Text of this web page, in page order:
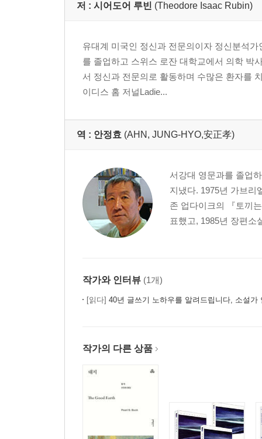
저 : 시어도어 루빈 (Theodore Isaac Rubin)
유대계 미국인 정신과 전문의이자 정신분석
를 졸업하고 스위스 로잔 대학교에서 의학 박
서 정신과 전문의로 활동하며 수많은 환자를
이디스 홈 저널Ladie...
역 : 안정효 (AHN, JUNG-HYO,安正孝)
서강대 영문과를 졸업
지냈다. 1975년 가브리
존 업다이크의 『토끼
표했고, 1985년 장편소
작가와 인터뷰 (1개)
[읽다] 40년 글쓰기 노하우를 알려드립니다, 소설가
작가의 다른 상품